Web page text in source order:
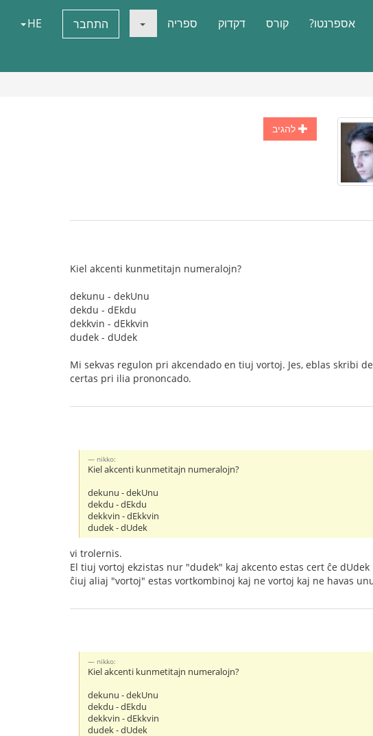
אספרנטו? קורס דקדוק ספריה התחבר HE
להגיב
Kiel akcenti kunmetitajn numeralojn?
dekunu - dekUnu
dekdu - dEkdu
dekkvin - dEkkvin
dudek - dUdek
Mi sekvas regulon pri akcendado en tiuj vortoj. Jes, eblas skribi
certas pri ilia prononcado.
nikko:
Kiel akcenti kunmetitajn numeralojn?
dekunu - dekUnu
dekdu - dEkdu
dekkvin - dEkkvin
dudek - dUdek
vi trolernis.
El tiuj vortoj ekzistas nur "dudek" kaj akcento estas cert ĉe dUdek
ĉiuj aliaj "vortoj" estas vortkombinoj kaj ne vortoj kaj ne havas
nikko:
Kiel akcenti kunmetitajn numeralojn?
dekunu - dekUnu
dekdu - dEkdu
dekkvin - dEkkvin
dudek - dUdek